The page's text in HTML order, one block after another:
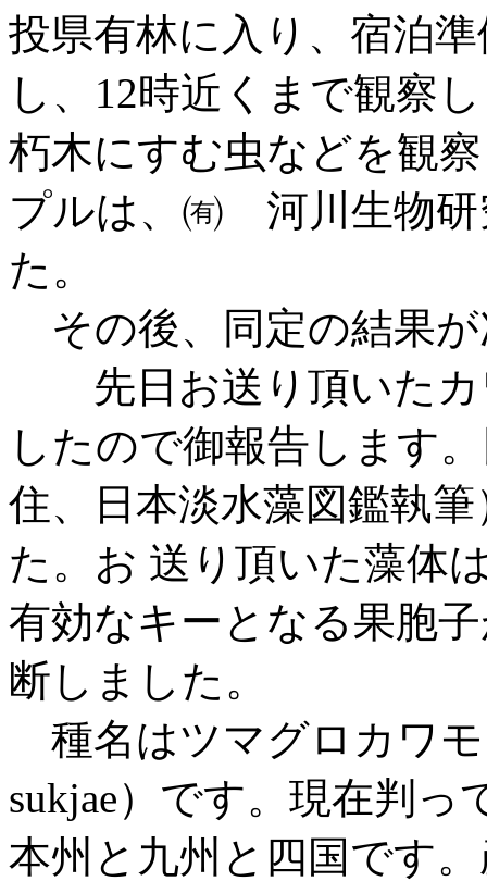
投県有林に入り、宿泊
し、12時近くまで観察
朽木にすむ虫などを観
プルは、㈲ 河川生物研
た。
その後、同定の結果
先日お送り頂いたカ
したので御報告します
住、日本淡水藻図鑑執
た。お 送り頂いた藻体
有効なキーとなる果胞
断しました。
種名はツマグロカワモ
sukjae）です。現在判
本州と九州と四国です